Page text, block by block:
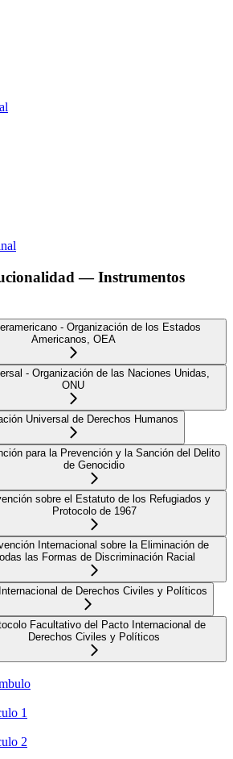
— Instrumentos
- Organización de los Estados
Americanos, OEA
- Organización de las Naciones Unidas,
ONU
Universal de Derechos Humanos
para la Prevención y la Sanción del Delito
de Genocidio
sobre el Estatuto de los Refugiados y
Protocolo de 1967
Internacional sobre la Eliminación de
las Formas de Discriminación Racial
de Derechos Civiles y Políticos
Facultativo del Pacto Internacional de
Derechos Civiles y Políticos
1
2